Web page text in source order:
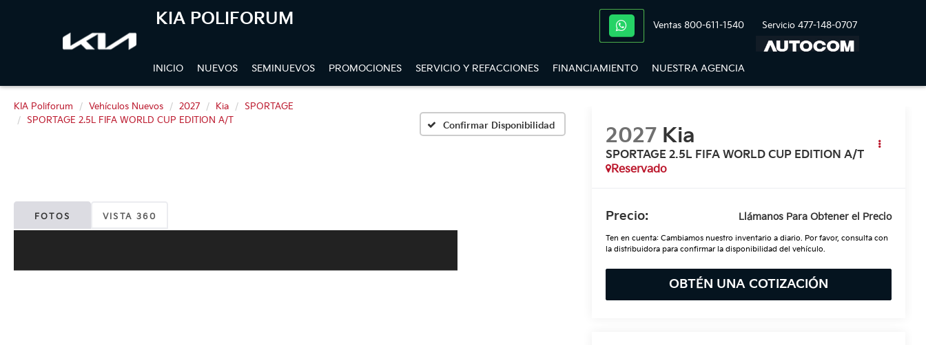
KIA POLIFORUM Ventas 800-611-1540 Servicio 477-148-0707
INICIO NUEVOS SEMINUEVOS PROMOCIONES SERVICIO Y REFACCIONES FINANCIAMIENTO NUESTRA AGENCIA
KIA Poliforum Vehículos Nuevos 2027 Kia
SPORTAGE
SPORTAGE 2.5L FIFA WORLD CUP EDITION A/T
Confirmar Disponibilidad
FOTOS VISTA 360
2027 Kia
SPORTAGE 2.5L FIFA WORLD CUP EDITION A/T
Reservado
Precio: Llámanos Para Obtener el Precio
Ten en cuenta: Cambiamos nuestro inventario a diario. Por favor, consulta con
la distribuidora para confirmar la disponibilidad del vehículo.
OBTÉN UNA COTIZACIÓN